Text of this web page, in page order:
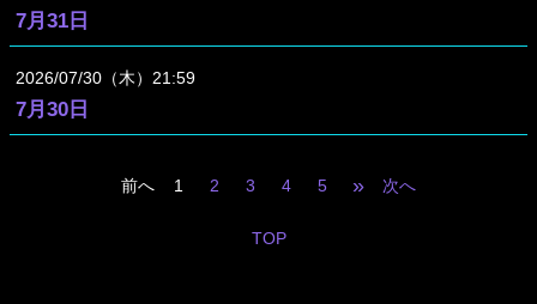
7月31日
2026 07 30 （木） 21:59
7月30日
前へ 1 2 3 4 5 » 次へ
TOP